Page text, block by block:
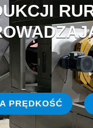
PRĘDKOŚĆ